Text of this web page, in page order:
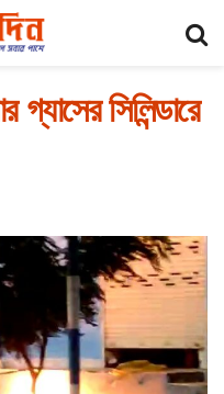
গ্যাসের সিলিন্ডারে